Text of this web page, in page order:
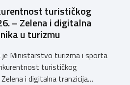
turističkog
– Zelena i digitalna
u turizmu
je Ministarstvo turizma i sporta
turističkog
i digitalna tranzicija